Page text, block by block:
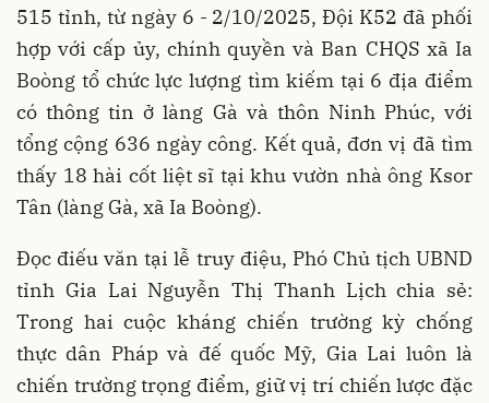
515 tỉnh, từ ngày 6 - 2/10/2025, Đội K52 đã phối
hợp với cấp ủy, chính quyền và Ban CHQS xã Ia
Boòng tổ chức lực lượng tìm kiếm tại 6 địa điểm
có thông tin ở làng Gà và thôn Ninh Phúc, với
tổng cộng 636 ngày công. Kết quả, đơn vị đã tìm
thấy 18 hài cốt liệt sĩ tại khu vườn nhà ông Ksor
Tân (làng Gà, xã Ia Boòng).
Đọc điếu văn tại lễ truy điệu, Phó Chủ tịch UBND
tỉnh Gia Lai Nguyễn Thị Thanh Lịch chia sẻ:
Trong hai cuộc kháng chiến trường kỳ chống
thực dân Pháp và đế quốc Mỹ, Gia Lai luôn là
chiến trường trọng điểm, giữ vị trí chiến lược đặc